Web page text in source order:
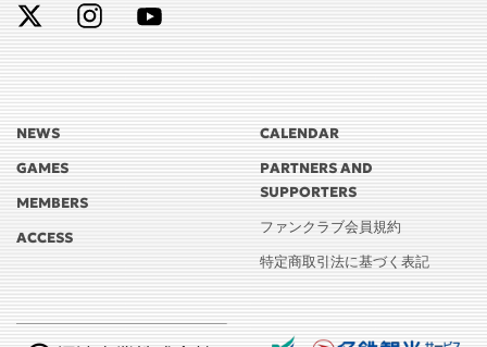
NEWS
GAMES
MEMBERS
ACCESS
CALENDAR
PARTNERS AND
SUPPORTERS
ファンクラブ会員規約
特定商取引法に基づく表記